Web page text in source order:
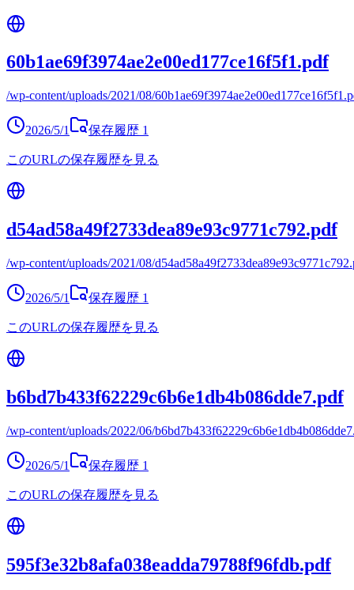
60b1ae69f3974ae2e00ed177ce16f5f1.pdf
/wp-content/uploads/2021/08/
2026/5/1 保存履歴 1
このURLの保存履歴を見る
d54ad58a49f2733dea89e93c9771c792.pdf
/wp-content/uploads/2021/08/
2026/5/1 保存履歴 1
このURLの保存履歴を見る
b6bd7b433f62229c6b6e1db4b086dde7.pdf
/wp-content/uploads/2022/06/
2026/5/1 保存履歴 1
このURLの保存履歴を見る
595f3e32b8afa038eadda79788f96fdb.pdf